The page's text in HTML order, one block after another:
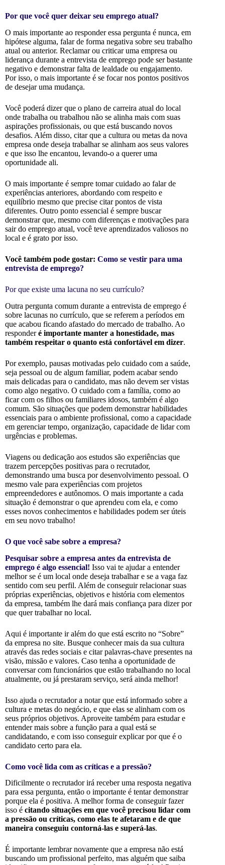
Por que você quer deixar seu emprego atual?
O mais importante ao responder essa pergunta é nunca, em
hipótese alguma, falar de forma negativa sobre seu trabalho
atual ou anterior. Reclamar ou criticar uma empresa ou
liderança durante a entrevista de emprego pode ser bastante
negativo e demonstrar falta de lealdade ou engajamento.
Por isso, o mais importante é se focar nos pontos positivos
de desejar uma mudança.
Você poderá dizer que o plano de carreira atual do local
onde trabalha ou trabalhou não se alinha mais com suas
aspirações profissionais, ou que está buscando novos
desafios. Além disso, citar que a cultura ou metas da nova
empresa onde deseja trabalhar se alinham aos seus valores
e que isso lhe encantou, levando-o a querer uma
oportunidade ali.
O mais importante é sempre tomar cuidado ao falar de
experiências anteriores, abordando com respeito e
equilíbrio mesmo que precise citar pontos de vista
diferentes. Outro ponto essencial é sempre buscar
demonstrar que, mesmo com diferenças e motivações para
sair do emprego atual, você teve aprendizados valiosos no
local e é grato por isso.
Você também pode gostar: Como se vestir para uma
entrevista de emprego?
Por que existe uma lacuna no seu currículo?
Outra pergunta comum durante a entrevista de emprego é
sobre lacunas no currículo, que se referem a períodos em
que acabou ficando afastado do mercado de trabalho. Ao
responderé importante manter a honestidade, mas
também respeitar o quanto está confortável em dizer.
Por exemplo, pausas motivadas pelo cuidado com a saúde,
seja pessoal ou de algum familiar, podem acabar sendo
mais delicadas para o candidato, mas não devem ser vistas
como algo negativo. O cuidado com a família, como ao
ficar com os filhos ou familiares idosos, também é algo
comum. São situações que podem demonstrar habilidades
essenciais para o ambiente profissional, como a capacidade
em gerenciar tempo, organização, capacidade de lidar com
urgências e problemas.
Viagens ou dedicação aos estudos são experiências que
trazem percepções positivas para o recrutador,
demonstrando uma busca por desenvolvimento pessoal. O
mesmo vale para experiências com projetos
empreendedores e autônomos. O mais importante a cada
situação é demonstrar o que aprendeu com ela, e como
esses novos conhecimentos e habilidades podem ser úteis
em seu novo trabalho!
O que você sabe sobre a empresa?
Pesquisar sobre a empresa antes da entrevista de
emprego é algo essencial! Isso vai te ajudar a entender
melhor se é um local onde deseja trabalhar e se a vaga faz
sentido com seu perfil. Além de conseguir relacionar suas
próprias experiências, objetivos e história com elementos
da empresa, também lhe dará mais confiança para dizer por
que quer trabalhar no local.
Aqui é importante ir além do que está escrito no “Sobre”
da empresa no site. Busque conhecer mais da sua cultura
através das redes sociais e citar palavras-chave presentes na
visão, missão e valores. Caso tenha a oportunidade de
conversar com funcionários que estão trabalhando no local
atualmente, ou já prestaram serviço, será ainda melhor!
Isso ajuda o recrutador a notar que está informado sobre a
cultura e metas do negócio, e que elas se alinham com os
seus próprios objetivos. Aproveite também para estudar e
entender mais sobre a função para a qual está se
candidatando, e com isso conseguir explicar por que é o
candidato certo para ela.
Como você lida com as críticas e a pressão?
Dificilmente o recrutador irá receber uma resposta negativa
para essa pergunta, então o importante é tentar demonstrar
porque ela é positiva. A melhor forma de conseguir fazer
isso é citando situações em que você precisou lidar com
a pressão ou críticas, como elas te afetaram e de que
maneira conseguiu contorná-las e superá-las.
É importante lembrar novamente que a empresa não está
buscando um profissional perfeito, mas alguém que saiba